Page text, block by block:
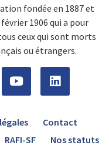
fondée en 1887 et
1906 qui a pour
ceux qui sont morts
ou étrangers.
Contact
RAFI-SF Nos statuts